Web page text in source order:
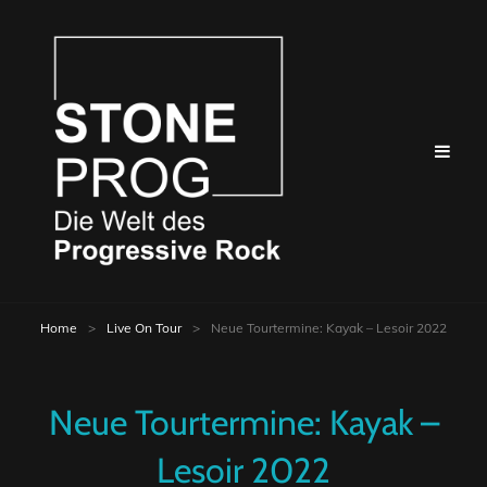
Home > Live On Tour > Neue Tourtermine: Kayak – Lesoir 2022
Neue Tourtermine: Kayak –
Lesoir 2022